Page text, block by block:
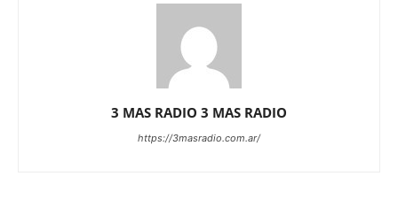
3 MAS RADIO 3 MAS RADIO
https://3masradio.com.ar/